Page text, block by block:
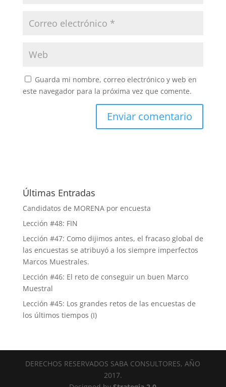
Guarda mi nombre, correo electrónico y web en
este navegador para la próxima vez que comente.
Últimas Entradas
Candidatos de MORENA por encuesta
Lección #48: FIN
Lección #47: Como dijimos antes, el fracaso global de
las encuestas se atribuyó a los siempre imperfectos
Marcos Muestrales.
Lección #46: El reto de conseguir un buen Marco
Muestral
Lección #45: Los grandes retos de las encuestas de
los últimos tiempos (I)
DERECHOS RESERVADOS SABA CONSULTORES, AÑO
2017.